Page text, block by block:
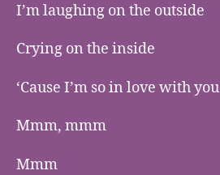
I’m laughing on the outside
Crying on the inside
‘Cause I’m so in love with you
Mmm, mmm
Mmm